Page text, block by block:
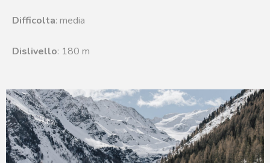
Difficolta: media
Dislivello: 180 m